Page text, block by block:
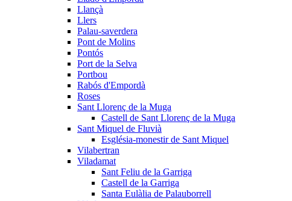
Llançà
Llers
Palau-saverdera
Pont de Molins
Pontós
Port de la Selva
Portbou
Rabós d'Empordà
Roses
Sant Llorenç de la Muga
Castell de Sant Llorenç de la Muga
Sant Miquel de Fluvià
Església-monestir de Sant Miquel
Vilabertran
Viladamat
Sant Feliu de la Garriga
Castell de la Garriga
Santa Eulàlia de Palauborrell